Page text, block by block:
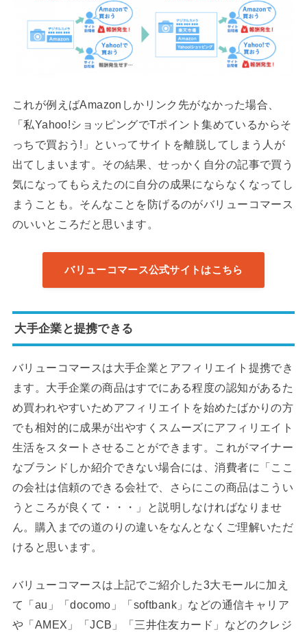
これが例えばAmazonしかリンク先がなかった場合、
「私Yahoo!ショッピングでTポイント集めているからそ
っちで買おう!」といってサイトを離脱してしまう人が
出てしまいます。その結果、せっかく自分の記事で買う
気になってもらえたのに自分の成果にならなくなってし
まうことも。そんなことを防げるのがバリューコマース
のいいところだと思います。
バリューコマース公式サイトはこちら
大手企業と提携できる
バリューコマースは大手企業とアフィリエイト提携でき
ます。大手企業の商品はすでにある程度の認知があるた
め買われやすいためアフィリエイトを始めたばかりの方
でも相対的に成果が出やすくスムーズにアフィリエイト
生活をスタートさせることができます。これがマイナー
なブランドしか紹介できない場合には、消費者に「ここ
の会社は信頼のできる会社で、さらにこの商品はこうい
うところが良くて・・・」と説明しなければなりませ
ん。購入までの道のりの違いをなんとなくご理解いただ
けると思います。
バリューコマースは上記でご紹介した3大モールに加え
て「au」「docomo」「softbank」などの通信キャリア
や「AMEX」「JCB」「三井住友カード」などのクレジ